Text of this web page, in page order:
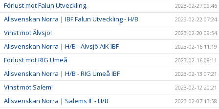
Förlust mot Falun Utveckling. 2023-02-27 09:46
Allsvenskan Norra | IBF Falun Utveckling - H/B 2023-02-22 07:24
Vinst mot Älvsjö! 2023-02-20 09:54
Allsvenskan Norra | H/B - Älvsjö AIK IBF 2023-02-16 11:19
Förlust mot RIG Umeå 2023-02-16 08:11
Allsvenskan Norra | H/B - RIG Umeå IBF 2023-02-13 07:21
Vinst mot Salem! 2023-02-12 20:21
Allsvenskan Norra | Salems IF - H/B 2023-02-07 13:58